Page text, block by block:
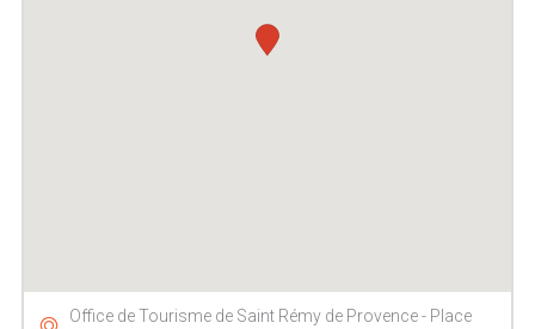
Office de Tourisme de Saint Rémy de Provence - Place